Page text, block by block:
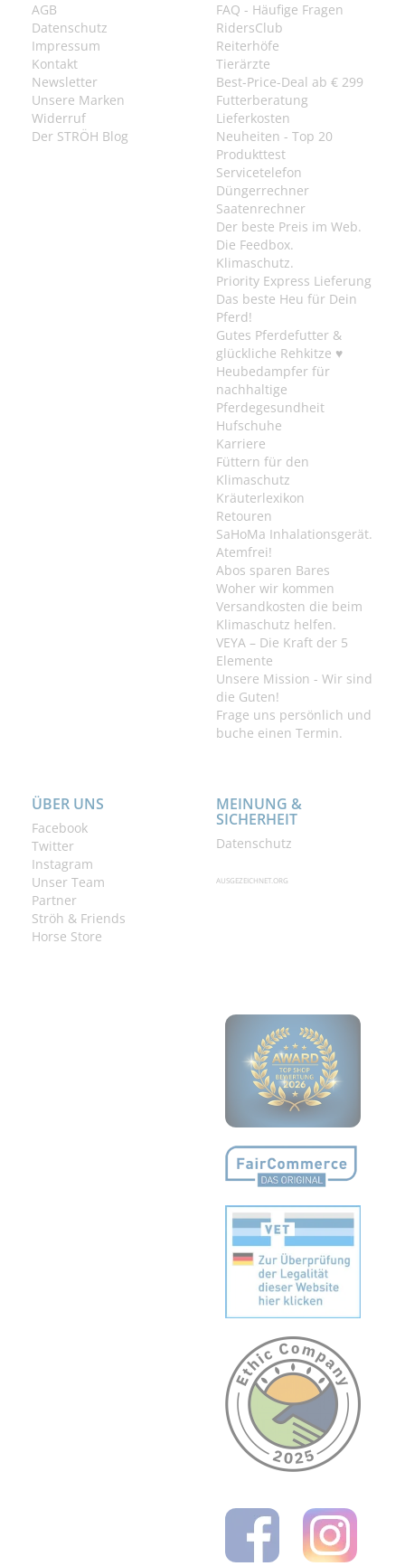
AGB
Datenschutz
Impressum
Kontakt
Newsletter
Unsere Marken
Widerruf
Der STRÖH Blog
FAQ - Häufige Fragen
RidersClub
Reiterhöfe
Tierärzte
Best-Price-Deal ab € 299
Futterberatung
Lieferkosten
Neuheiten - Top 20
Produkttest
Servicetelefon
Düngerrechner
Saatenrechner
Der beste Preis im Web.
Die Feedbox.
Klimaschutz.
Priority Express Lieferung
Das beste Heu für Dein
Pferd!
Gutes Pferdefutter &
glückliche Rehkitze ♥
Heubedampfer für
nachhaltige
Pferdegesundheit
Hufschuhe
Karriere
Füttern für den
Klimaschutz
Kräuterlexikon
Retouren
SaHoMa Inhalationsgerät.
Atemfrei!
Abos sparen Bares
Woher wir kommen
Versandkosten die beim
Klimaschutz helfen.
VEYA – Die Kraft der 5
Elemente
Unsere Mission - Wir sind
die Guten!
Frage uns persönlich und
buche einen Termin.
ÜBER UNS
Facebook
Twitter
Instagram
Unser Team
Partner
Ströh & Friends
Horse Store
MEINUNG &
SICHERHEIT
Datenschutz
AUSGEZEICHNET.ORG